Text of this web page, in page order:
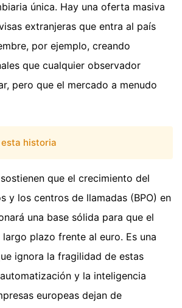
única. Hay una oferta masiva
extranjeras que entra al país
por ejemplo, creando
que cualquier observador
pero que el mercado a menudo
esta historia
que el crecimiento del
y los centros de llamadas (BPO) en
una base sólida para que el
plazo frente al euro. Es una
ignora la fragilidad de estas
y la inteligencia
europeas dejan de